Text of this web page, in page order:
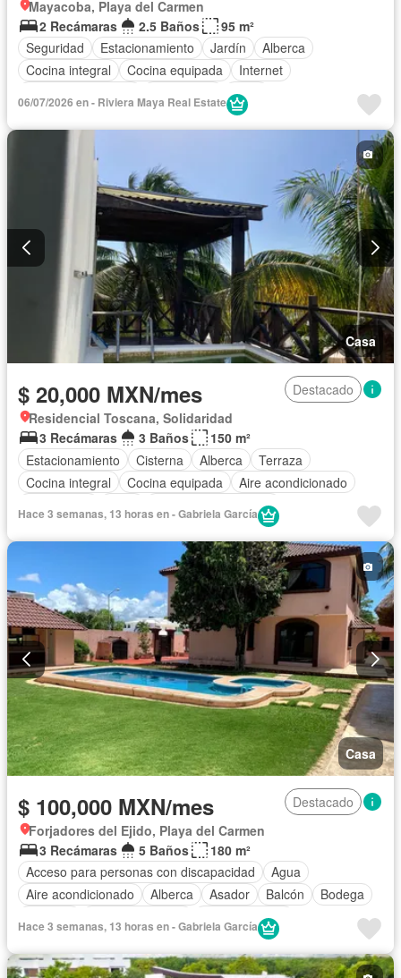
Mayacoba, Playa del Carmen
2 Recámaras
2.5 Baños
95 m²
Seguridad
Estacionamiento Jardín
Alberca
Cocina integral
Cocina equipada
Internet
Agua
Gas natural Asador
Zonas verdes
Permite mascotas
Completamente amueblado
06/07/2026 en - Riviera Maya Real Estate
Casa
$ 20,000 MXN/mes
Destacado
Residencial Toscana, Solidaridad
3 Recámaras
3 Baños
150 m²
Estacionamiento
Cisterna Alberca
Terraza
Cocina integral
Cocina equipada
Aire acondicionado
Recámara con closet
Parcialmente amueblado
Hace 3 semanas, 13 horas en - Gabriela García
Casa
$ 100,000 MXN/mes
Destacado
Forjadores del Ejido, Playa del Carmen
3 Recámaras
5 Baños
180 m²
Acceso para personas con discapacidad
Agua
Aire acondicionado
Alberca Asador Balcón
Bodega
Cocina integral
Electricidad
Estacionamiento
Internet Jardín
Despacho
Hace 3 semanas, 13 horas en - Gabriela García